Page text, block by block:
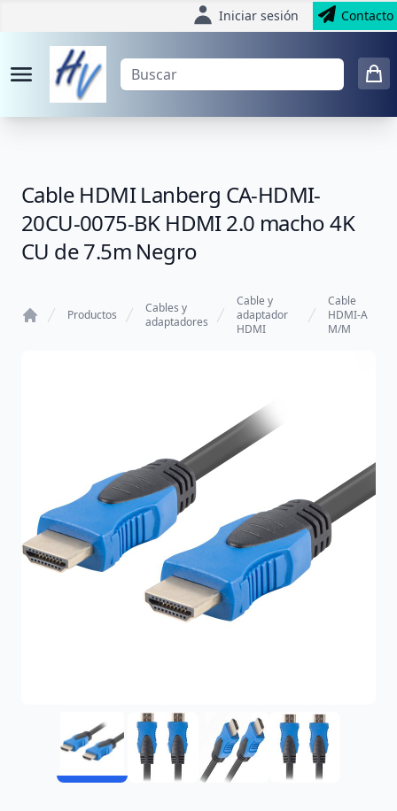
Iniciar sesión Contacto
Cable HDMI Lanberg CA-HDMI-
20CU-0075-BK HDMI 2.0 macho 4K
CU de 7.5m Negro
Productos
Cables y
adaptadores
Cable y
adaptador
HDMI
Cable
HDMI-A
M/M